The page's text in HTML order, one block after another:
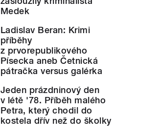
Medek
Ladislav Beran: Krimi
příběhy
z prvorepublikového
Písecka aneb Četnická
pátračka versus galérka
Jeden prázdninový den
v létě '78. Příběh malého
Petra, který chodil do
kostela dřív než do školky